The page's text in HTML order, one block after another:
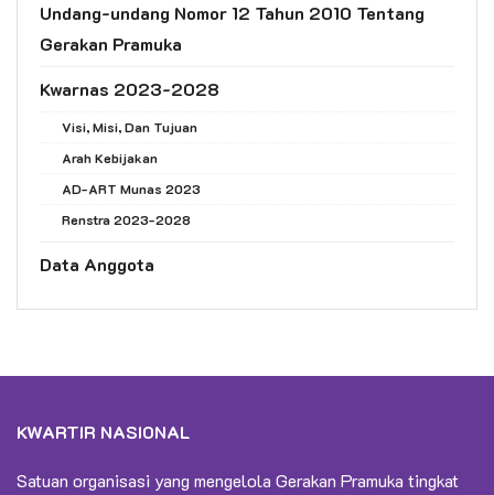
Undang-undang Nomor 12 Tahun 2010 Tentang
Gerakan Pramuka
Kwarnas 2023-2028
Visi, Misi, Dan Tujuan
Arah Kebijakan
AD-ART Munas 2023
Renstra 2023-2028
Data Anggota
KWARTIR NASIONAL
Satuan organisasi yang mengelola Gerakan Pramuka tingkat